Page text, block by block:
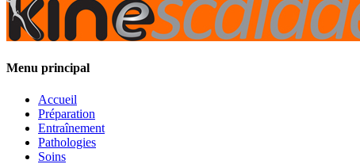
Menu principal
Accueil
Préparation
Entraînement
Pathologies
Soins